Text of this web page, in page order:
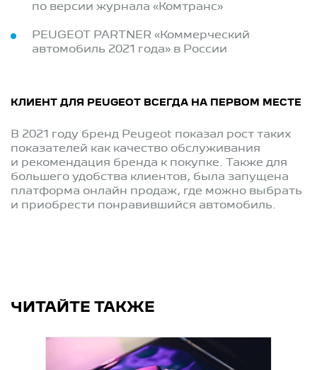
по версии журнала «Комтранс»
PEUGEOT PARTNER «Коммерческий
автомобиль 2021 года» в России
КЛИЕНТ ДЛЯ PEUGEOT ВСЕГДА НА ПЕРВОМ МЕСТЕ
В 2021 году бренд Peugeot показал рост таких
показателей как качество обслуживания
и рекомендация бренда к покупке. Также для
большего удобства клиентов, была запущена
платформа онлайн продаж, где можно выбрать
и приобрести понравившийся автомобиль.
ЧИТАЙТЕ ТАКЖЕ